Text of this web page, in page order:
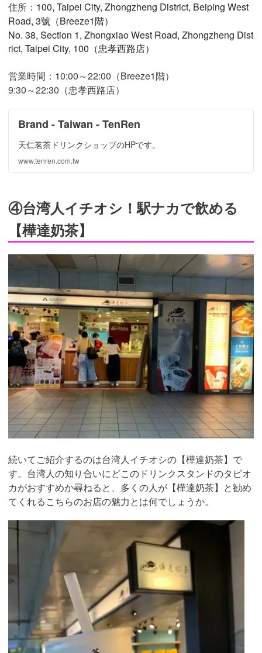
住所： 100, Taipei City, Zhongzheng District, Beiping West
Road, 3號（Breeze1階）
No. 38, Section 1, Zhongxiao West Road, Zhongzheng Dist
rict, Taipei City, 100（忠孝西路店）
営業時間：10:00～22:00（Breeze1階）
9:30～22:30（忠孝西路店）
Brand - Taiwan - TenRen
天仁茗茶ドリンクショップのHPです。
www.tenren.com.tw
④台湾人イチオシ！駅ナカで飲める
【樺達奶茶】
続いてご紹介するのは台湾人イチオシの【樺達奶茶】で
す。台湾人の知り合いにどこのドリンクスタンドのタピオ
カがおすすめか尋ねると、多くの人が【樺達奶茶】と勧め
てくれるこちらのお店の魅力とは何でしょうか。